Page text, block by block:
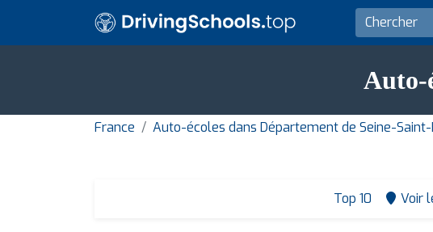
Auto-
France Auto-écoles dans Département de Seine-Saint-
Top 10 Voir